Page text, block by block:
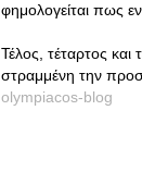
φημολογείται πως
Τέλος, τέταρτος
στραμμένη την
olympiacos-blog